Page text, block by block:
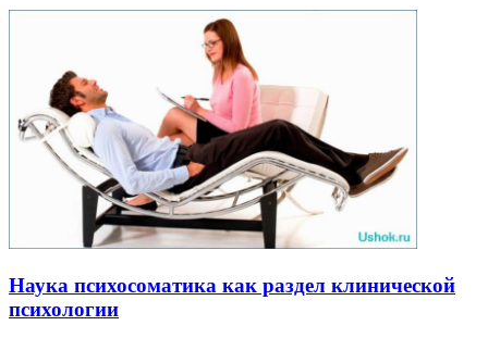
Наука психосоматика как раздел клинической
психологии